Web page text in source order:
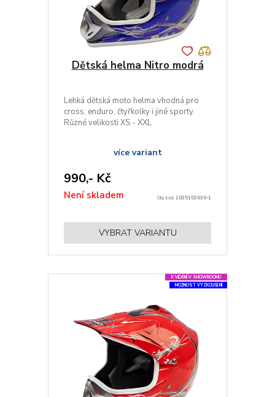
Dětská helma Nitro modrá
Lehká dětská moto helma vhodná pro
cross, enduro, čtyřkolky i jiné sporty.
Různé velikosti XS - XXL
více variant
990,- Kč
Není skladem Obj. kód:1035103030-1
VYBRAT VARIANTU
K VIDĚNÍ V SHOWROOMU
MOŽNOST VYZKOUŠENÍ